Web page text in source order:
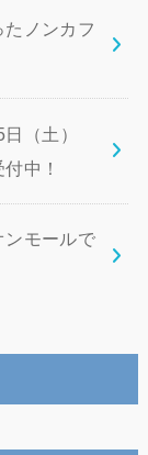
ノンカフ
（土）
中！
ンモールで